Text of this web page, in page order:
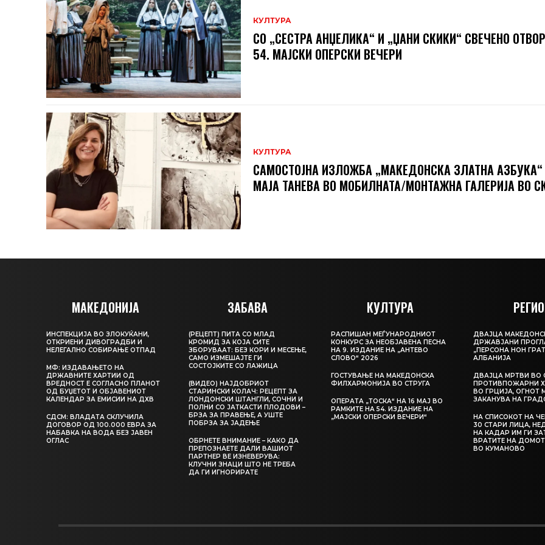
КУЛТУРА
СО „СЕСТРА АНЏЕЛИКА“ И „ЏАНИ СКИКИ“ СВЕЧЕНО
54. МАЈСКИ ОПЕРСКИ ВЕЧЕРИ
КУЛТУРА
САМОСТОЈНА ИЗЛОЖБА „МАКЕДОНСКА ЗЛАТНА
МAЈА ТАНЕВА ВО МОБИЛНАТА/МОНТАЖНА ГАЛЕРИЈА ВО
МАКЕДОНИЈА
ИНСПЕКЦИЈА ВО ЗЛОКУЌАНИ,
ОТКРИЕНИ ДИВОГРАДБИ И
НЕЛЕГАЛНО СОБИРАЊЕ ОТПАД
МФ: ИЗДАВАЊЕТО НА
ДРЖАВНИТЕ ХАРТИИ ОД
ВРЕДНОСТ Е СОГЛАСНО ПЛАНОТ
ОД БУЏЕТОТ И ОБЈАВЕНИОТ
КАЛЕНДАР ЗА ЕМИСИИ НА ДХВ
СДСМ: ВЛАДАТА СКЛУЧИЛА
ДОГОВОР ОД 100.000 ЕВРА ЗА
НАБАВКА НА ВОДА БЕЗ ЈАВЕН
ОГЛАС
ЗАБАВА
(РЕЦЕПТ) ПИТА СО МЛАД
КРОМИД ЗА КОЈА СИТЕ
ЗБОРУВААТ: БЕЗ КОРИ И МЕСЕЊЕ,
САМО ИЗМЕШАЈТЕ ГИ
СОСТОЈКИТЕ СО ЛАЖИЦА
(ВИДЕО) НАЈДОБРИОТ
СТАРИНСКИ КОЛАЧ: РЕЦЕПТ ЗА
ЛОНДОНСКИ ШТАНГЛИ, СОЧНИ И
ПОЛНИ СО ЈАТКАСТИ ПЛОДОВИ –
БРЗА ЗА ПРАВЕЊЕ, А УШТЕ
ПОБРЗА ЗА ЈАДЕЊЕ
ОБРНЕТЕ ВНИМАНИЕ – КАКО ДА
ПРЕПОЗНАЕТЕ ДАЛИ ВАШИОТ
ПАРТНЕР ВЕ ИЗНЕВЕРУВА:
КЛУЧНИ ЗНАЦИ ШТО НЕ ТРЕБА
ДА ГИ ИГНОРИРАТЕ
КУЛТУРА
РАСПИШАН МЕЃУНАРОДНИОТ
КОНКУРС ЗА НЕОБЈАВЕНА ПЕСНА
НА 9. ИЗДАНИЕ НА „АНТЕВО
СЛОВО“ 2026
ГОСТУВАЊЕ НА МАКЕДОНСКА
ФИЛХАРМОНИЈА ВО СТРУГА
ОПЕРАТА „ТОСКА“ НА 16 МАЈ ВО
РАМКИТЕ НА 54. ИЗДАНИЕ НА
„МАЈСКИ ОПЕРСКИ ВЕЧЕРИ“
ДВАЈЦА
ДРЖАВЈАНИ
„ПЕРСОНА НОН
АЛБАНИЈА
ДВАЈЦА МРТВИ ВО
ПРОТИВПОЖАРНИ
ВО ГРЦИЈА, ОГНОТ
ЗАКАНУВА НА
НА СПИСОКОТ НА
30 СТАРИ ЛИЦА,
НА КАДАР ИМ ГИ
ВРАТИТЕ НА ДОМОТ
ВО КУМАНОВО